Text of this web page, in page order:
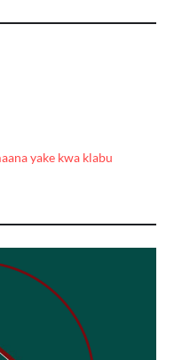
yake kwa klabu